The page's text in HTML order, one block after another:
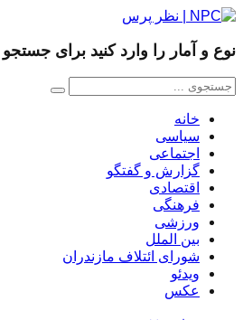
نوع و آمار را وارد کنید برای جستجو
خانه
سیاسی
اجتماعی
گزارش و گفتگو
اقتصادی
فرهنگی
ورزشی
بین الملل
شورای ائتلاف مازندران
ویدئو
عکس